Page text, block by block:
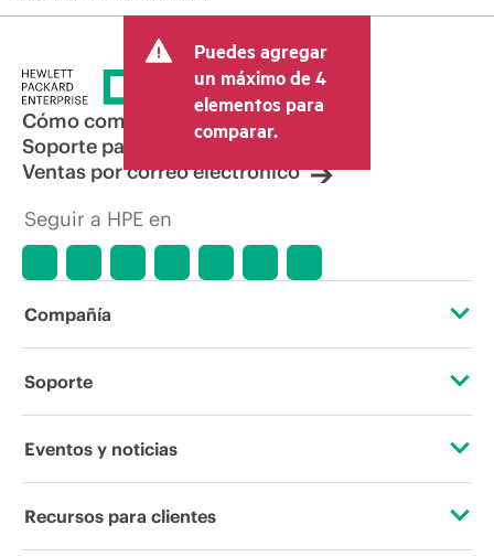
Puedes agregar
un máximo de 4
elementos para
comparar.
Cómo comprar
Soporte para productos
Ventas por correo electrónico
Seguir a HPE en
Compañía
Acerca de HPE
Responsabilidad corporativa
Soporte
Servicios de soporte operativo
Eventos y noticias
Eventos
Recursos para clientes